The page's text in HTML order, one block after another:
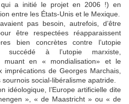
qui a initié le projet en 2006 !) en
entre les États-Unis et le Mexique.
pas besoin, autrefois, d’être
être respectées réapparaissent
bien concrètes contre l’utopie
succédé à l’utopie marxiste,
muant en « mondialisation» et le
de Georges Marchais,
social-libéralisme apatride.
idéologique, l’Europe artificielle dite
», « de Maastricht » ou « de